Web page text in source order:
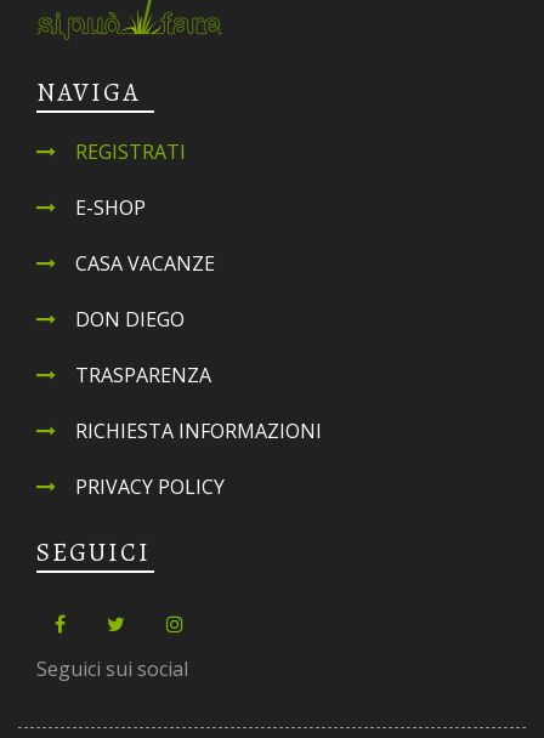
NAVIGA
REGISTRATI
E-SHOP
CASA VACANZE
DON DIEGO
TRASPARENZA
RICHIESTA INFORMAZIONI
PRIVACY POLICY
SEGUICI
Seguici sui social